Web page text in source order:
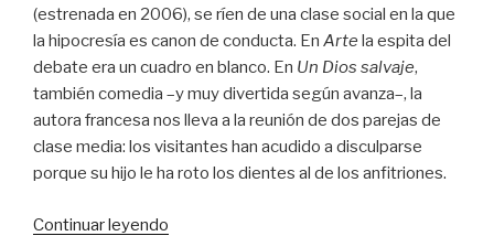
(estrenada en 2006), se ríen de una clase social en la que
la hipocresía es canon de conducta. En Arte la espita del
debate era un cuadro en blanco. En Un Dios salvaje,
también comedia –y muy divertida según avanza–, la
autora francesa nos lleva a la reunión de dos parejas de
clase media: los visitantes han acudido a disculparse
porque su hijo le ha roto los dientes al de los anfitriones.
Continuar leyendo